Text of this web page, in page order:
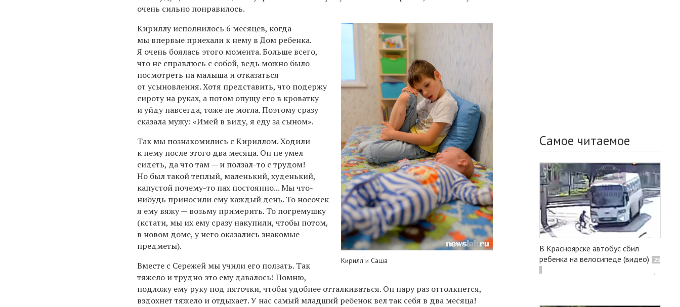
очень сильно понравилось.
Кирилл и Саша
Кириллу исполнилось 6 месяцев, когда
мы впервые приехали к нему в Дом ребенка.
Я очень боялась этого момента. Больше всего,
что не справлюсь с собой, ведь можно было
посмотреть на малыша и отказаться
от усыновления. Хотя представить, что подержу
сироту на руках, а потом опущу его в кроватку
и уйду навсегда, тоже не могла. Поэтому сразу
сказала мужу: «Имей в виду, я еду за сыном».
Так мы познакомились с Кириллом. Ходили
к нему после этого два месяца. Он не умел
сидеть, да что там — и ползал-то с трудом!
Но был такой теплый, маленький, худенький,
капустой почему-то пах постоянно... Мы что-
нибудь приносили ему каждый день. То носочек
я ему вяжу — возьму примерить. То погремушку
(кстати, мы их ему сразу накупили, чтобы потом,
в новом доме, у него оказались знакомые
предметы).
Вместе с Сережей мы учили его ползать. Так
тяжело и трудно это ему давалось! Помню,
подложу ему руку под пяточки, чтобы удобнее отталкиваться. Он пару раз оттолкнется,
вздохнет тяжело и отдыхает. У нас самый младший ребенок вел так себя в два месяца!
Самое читаемое
В Красноярске автобус сбил
ребенка на велосипеде (видео)
25